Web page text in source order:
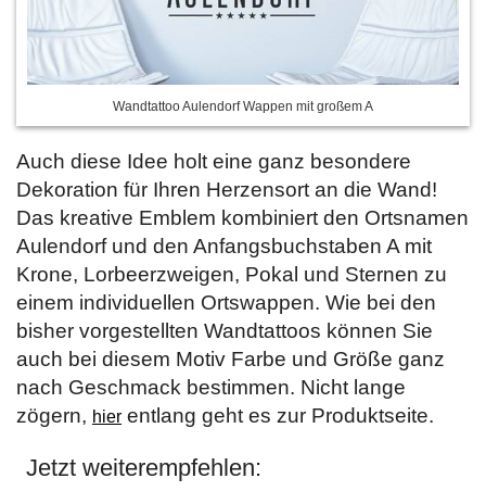
Wandtattoo Aulendorf Wappen mit großem A
Auch diese Idee holt eine ganz besondere
Dekoration für Ihren Herzensort an die Wand!
Das kreative Emblem kombiniert den Ortsnamen
Aulendorf und den Anfangsbuchstaben A mit
Krone, Lorbeerzweigen, Pokal und Sternen zu
einem individuellen Ortswappen. Wie bei den
bisher vorgestellten Wandtattoos können Sie
auch bei diesem Motiv Farbe und Größe ganz
nach Geschmack bestimmen. Nicht lange
zögern, hier entlang geht es zur Produktseite.
Jetzt weiterempfehlen: